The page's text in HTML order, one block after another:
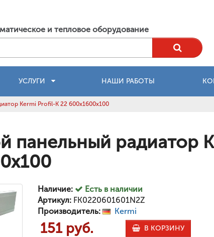
и тепловое оборудование
УСЛУГИ НАШИ РАБОТЫ
Kermi Profil-K 22 600x1600x100
панельный радиатор
Наличие:
Есть в наличии
Артикул:FK0220601601N2Z
Производитель:
Kermi
151 руб. В КОРЗИНУ